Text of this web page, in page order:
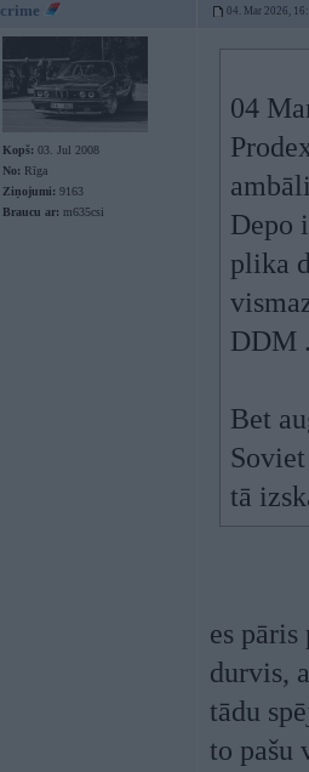
crime 04. Mar 2026,
Kopš: 03. Jul 2008
No: Rīga
Ziņojumi: 9163
Braucu ar: m635csi
04
Depo
plika
DDM
Bet
tā
es
durvis,
tādu
to pašu